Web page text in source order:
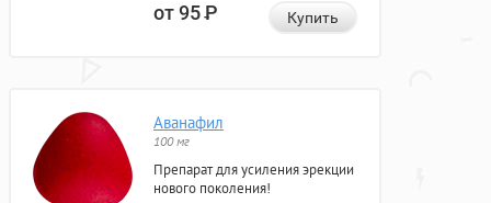
от 95Р Купить
Аванафил
100 мг
Препарат для усиления эрекции
нового поколения!